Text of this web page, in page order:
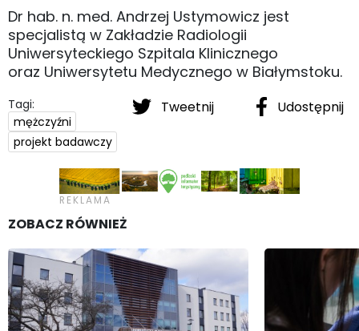
Dr hab. n. med. Andrzej Ustymowicz jest
specjalistą w Zakładzie Radiologii
Uniwersyteckiego Szpitala Klinicznego
oraz Uniwersytetu Medycznego w Białymstoku.
Tweetnij Udostępnij
Tagi:
mężczyźni
projekt badawczy
ZOBACZ RÓWNIEŻ